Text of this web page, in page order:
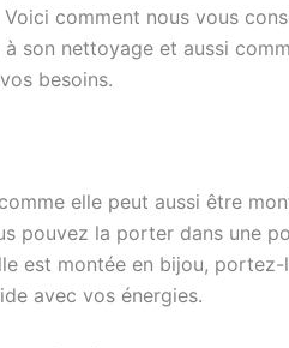
comment nous vous
son nettoyage et aussi
besoins.
elle peut aussi être
pouvez la porter dans une
est montée en bijou, portez-
avec vos énergies.